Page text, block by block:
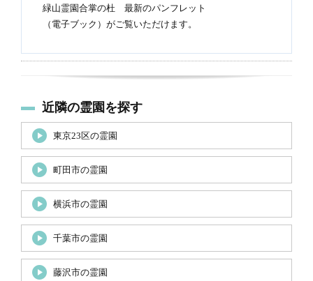
緑山霊園合掌の杜 最新のパンフレット
（電子ブック）がご覧いただけます。
近隣の霊園を探す
東京23区の霊園
町田市の霊園
横浜市の霊園
千葉市の霊園
藤沢市の霊園